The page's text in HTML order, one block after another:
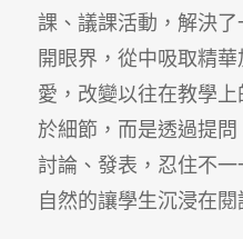
課、議課活動，解決
開眼界，從中吸取精
愛，改變以往在教學
於細節，而是透過提
討論、發表，忍住不一
自然的讓學生沉浸在閱